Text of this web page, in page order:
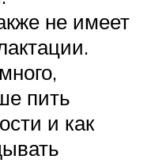
не имеет
пить
и как